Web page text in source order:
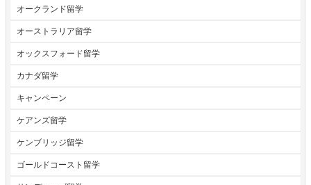
オークランド留学
オーストラリア留学
オックスフォード留学
カナダ留学
キャンペーン
ケアンズ留学
ケンブリッジ留学
ゴールドコースト留学